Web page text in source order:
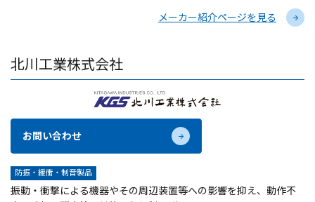
メーカー紹介ページを見る
北川工業株式会社
お問い合わせ
防振・緩衝・制音製品
振動・衝撃による機器やその周辺装置等への影響を抑え、動作不